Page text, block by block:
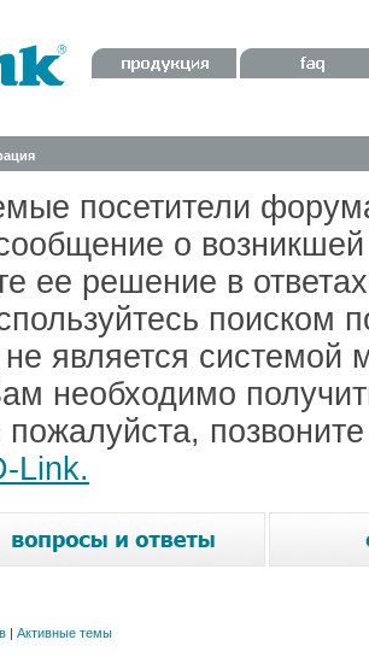
посетители
о
ее решение в
поиском
является системой
необходимо
пожалуйста,
Link.
| Активные темы